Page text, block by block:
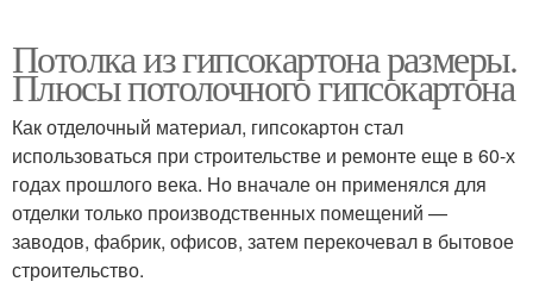
Потолка из гипсокартона размеры.
Плюсы потолочного гипсокартона
Как отделочный материал, гипсокартон стал
использоваться при строительстве и ремонте еще в 60-х
годах прошлого века. Но вначале он применялся для
отделки только производственных помещений —
заводов, фабрик, офисов, затем перекочевал в бытовое
строительство.